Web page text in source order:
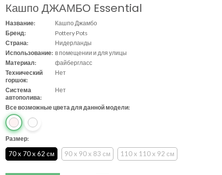
Кашпо ДЖАМБО Essential
Название:
Кашпо Джамбо
Бренд:
Pottery Pots
Страна:
Нидерланды
Использование: в помещении и для улицы
Материал:
файбергласс
Технический
горшок:
Нет
Система
автополива:
Нет
Все возможные цвета для данной модели:
Размер:
70 x 70 x 62 см 90 x 90 x 83 см 110 x 110 x 92 см